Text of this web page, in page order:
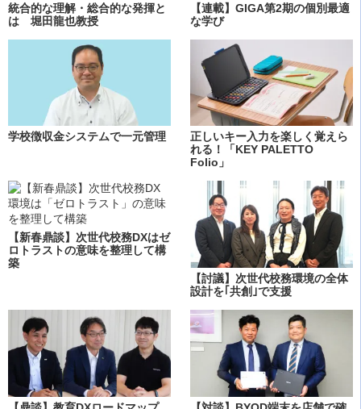
統合的な理解・総合的な発揮と
は 堀田龍也教授
【連載】GIGA第2期の個別最適
な学び
学校徴収金システムで一元管理
正しいキー入力を楽しく覚えら
れる！「KEY PALETTO
Folio」
【新春鼎談】次世代校務DXはゼ
ロトラストの意味を整理して構
築
【討議】次世代校務環境の全体
設計を｢共創｣で支援